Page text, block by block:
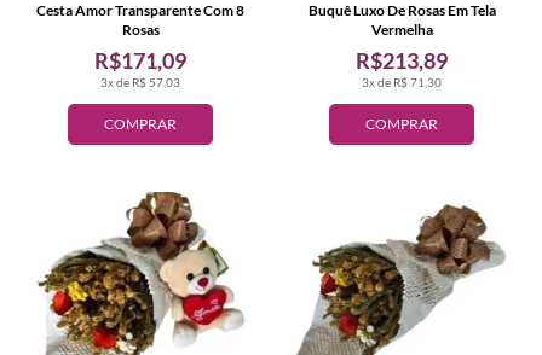
COMPRAR
3x de R$ 57,03
R$171,09
Cesta Amor Transparente Com 8
Rosas
COMPRAR
3x de R$ 71,30
R$213,89
Buquê Luxo De Rosas Em Tela
Vermelha